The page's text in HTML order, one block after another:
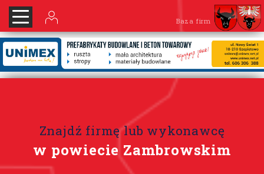
Baza firm
Znajdź firmę lub wykonawcę
w powiecie Zambrowskim